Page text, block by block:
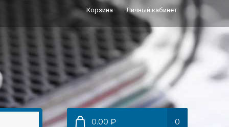
Корзина Личный кабинет
0.00 ₽ 0